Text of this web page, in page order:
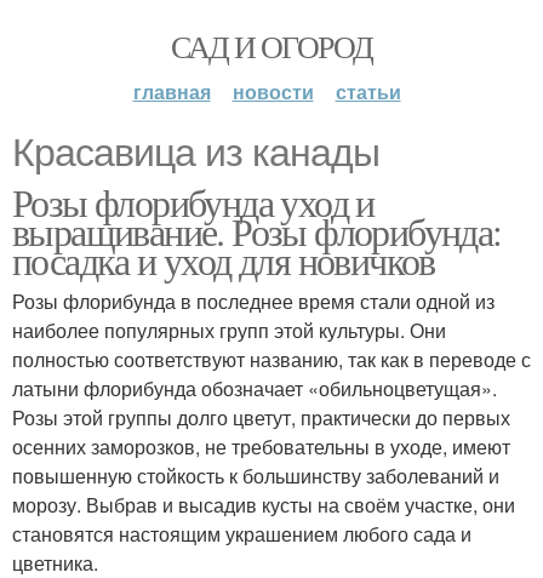
САД И ОГОРОД
главная новости статьи
Красавица из канады
Розы флорибунда уход и
выращивание. Розы флорибунда:
посадка и уход для новичков
Розы флорибунда в последнее время стали одной из
наиболее популярных групп этой культуры. Они
полностью соответствуют названию, так как в переводе с
латыни флорибунда обозначает «обильноцветущая».
Розы этой группы долго цветут, практически до первых
осенних заморозков, не требовательны в уходе, имеют
повышенную стойкость к большинству заболеваний и
морозу. Выбрав и высадив кусты на своём участке, они
становятся настоящим украшением любого сада и
цветника.